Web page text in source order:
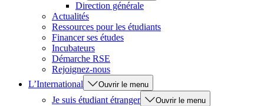
Direction générale
Actualités
Ressources pour les étudiants
Financer ses études
Incubateurs
Démarche RSE
Rejoignez-nous
L’International
Ouvrir le menu
Je suis étudiant étranger Ouvrir le menu